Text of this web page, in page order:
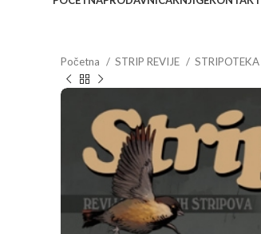
Početna STRIP REVIJE STRIPOTEKA